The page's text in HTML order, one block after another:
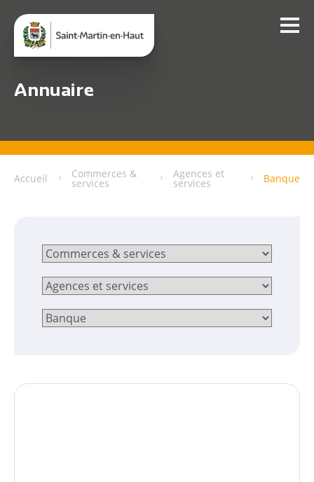
Annuaire
Accueil Commerces &
services
Agences et
services Banque